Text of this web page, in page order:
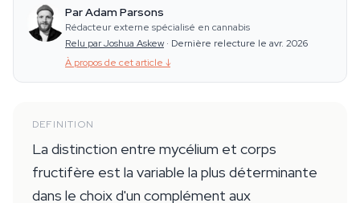
Par Adam Parsons
Rédacteur externe spécialisé en cannabis
Relu par Joshua Askew · Dernière relecture le avr. 2026
À propos de cet article ↓
DEFINITION
La distinction entre mycélium et corps
fructifère est la variable la plus déterminante
dans le choix d'un complément aux